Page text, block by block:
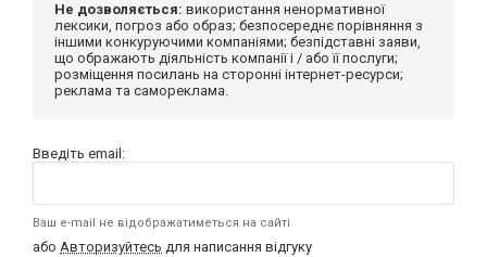
Не дозволяється: використання ненормативної
лексики, погроз або образ; безпосереднє порівняння з
іншими конкуруючими компаніями; безпідставні заяви,
що ображають діяльність компанії і / або її послуги;
розміщення посилань на сторонні інтернет-ресурси;
реклама та самореклама.
Введіть email:
Ваш e-mail не відображатиметься на сайті
або Авторизуйтесь для написання відгуку